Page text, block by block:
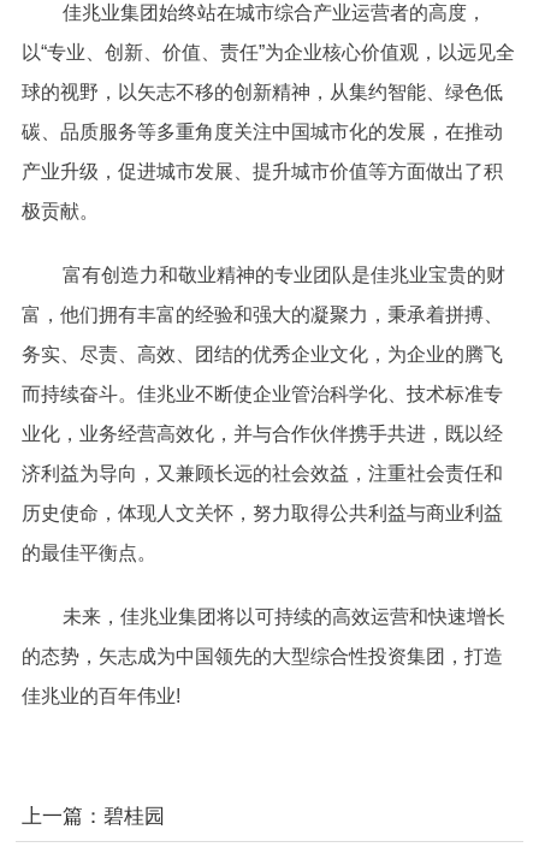
佳兆业集团始终站在城市综合产业运营者的高度，
以“专业、创新、价值、责任”为企业核心价值观，以远见全
球的视野，以矢志不移的创新精神，从集约智能、绿色低
碳、品质服务等多重角度关注中国城市化的发展，在推动
产业升级，促进城市发展、提升城市价值等方面做出了积
极贡献。
富有创造力和敬业精神的专业团队是佳兆业宝贵的财
富，他们拥有丰富的经验和强大的凝聚力，秉承着拼搏、
务实、尽责、高效、团结的优秀企业文化，为企业的腾飞
而持续奋斗。佳兆业不断使企业管治科学化、技术标准专
业化，业务经营高效化，并与合作伙伴携手共进，既以经
济利益为导向，又兼顾长远的社会效益，注重社会责任和
历史使命，体现人文关怀，努力取得公共利益与商业利益
的最佳平衡点。
未来，佳兆业集团将以可持续的高效运营和快速增长
的态势，矢志成为中国领先的大型综合性投资集团，打造
佳兆业的百年伟业!
上一篇： 碧桂园